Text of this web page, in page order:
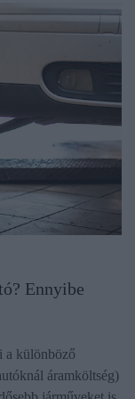
Ennyibe
a különböző
áramköltség)